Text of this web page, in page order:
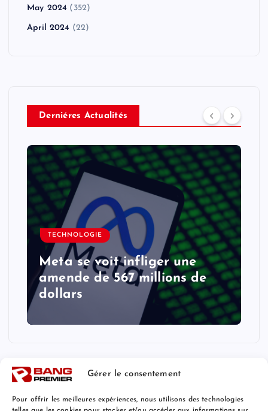
Gérer le consentement
Pour offrir les meilleures expériences, nous utilisons des technologies
May 2024 (352)
April 2024 (22)
Derniéres Actualités
TECHNOLOGIE
Meta se voit infliger une
amende de 567 millions de
dollars